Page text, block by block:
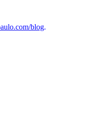
blog.